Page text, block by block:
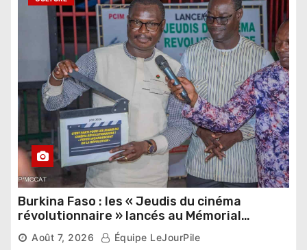
Burkina Faso : les « Jeudis du cinéma
révolutionnaire » lancés au Mémorial
Thomas Sankara
Août 7, 2026 Équipe LeJourPile